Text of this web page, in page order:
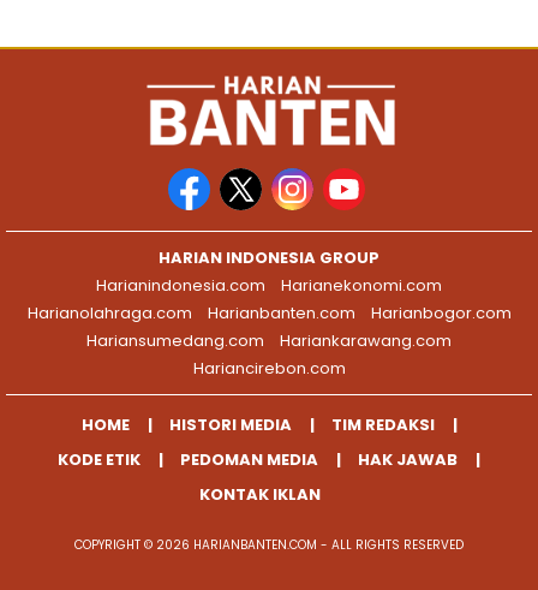
HARIAN INDONESIA GROUP
Harianindonesia.com
Harianekonomi.com
Harianolahraga.com
Harianbanten.com
Harianbogor.com
Hariansumedang.com
Hariankarawang.com
Hariancirebon.com
HOME HISTORI MEDIA
TIM REDAKSI
KODE ETIK
PEDOMAN MEDIA
HAK JAWAB
KONTAK IKLAN
COPYRIGHT © 2026 HARIANBANTEN.COM - ALL RIGHTS RESERVED